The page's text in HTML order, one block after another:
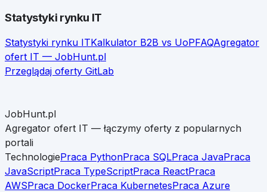
Statystyki rynku IT
Statystyki rynku ITKalkulator B2B vs UoPFAQAgregator
ofert IT — JobHunt.pl
Przeglądaj oferty GitLab
JobHunt.pl
Agregator ofert IT — łączymy oferty z popularnych
portali
TechnologiePraca PythonPraca SQLPraca JavaPraca
JavaScriptPraca TypeScriptPraca ReactPraca
AWSPraca DockerPraca KubernetesPraca Azure